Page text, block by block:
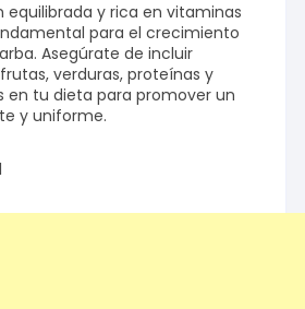
equilibrada y rica en vitaminas
para el crecimiento
Asegúrate de incluir
verduras, proteínas y
en tu dieta para promover un
y uniforme.